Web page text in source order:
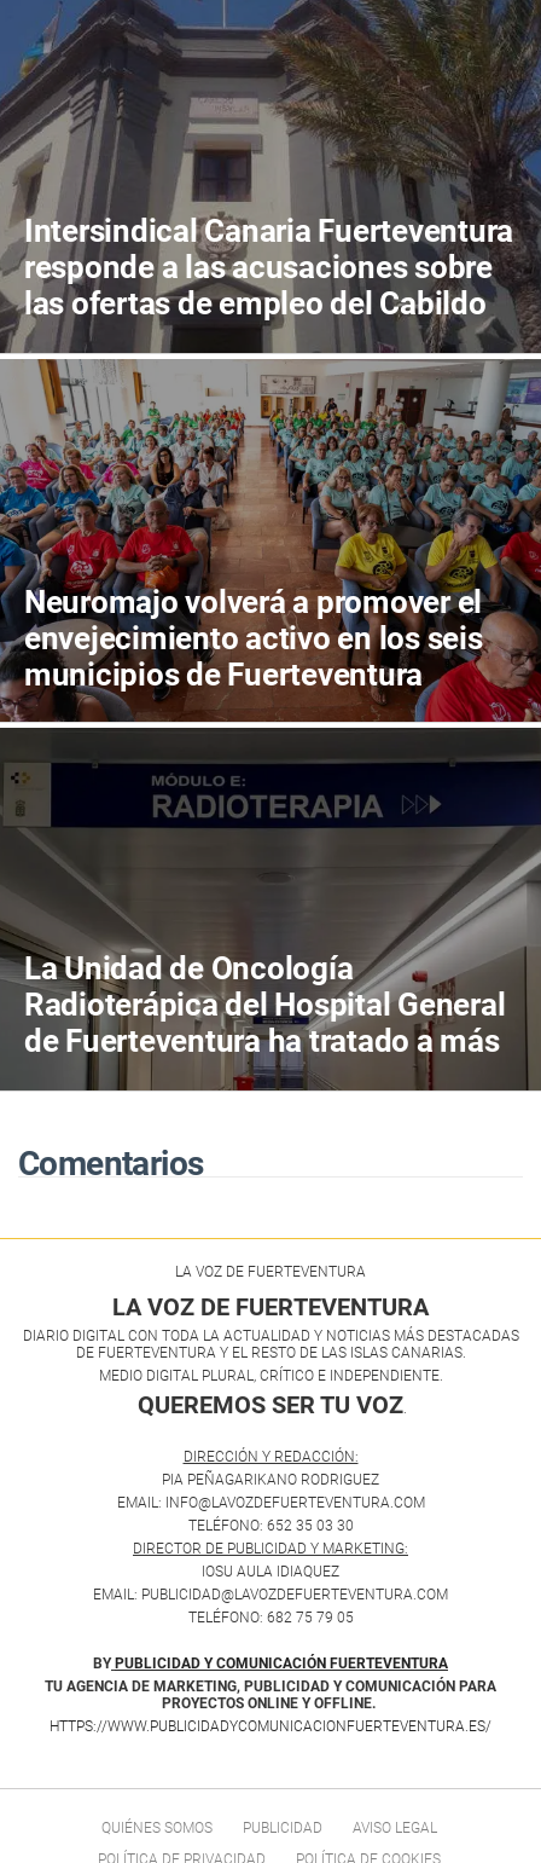
Intersindical Canaria Fuerteventura
responde a las acusaciones sobre
las ofertas de empleo del Cabildo
de Fuerteventura
Neuromajo volverá a promover el
envejecimiento activo en los seis
municipios de Fuerteventura
La Unidad de Oncología
Radioterápica del Hospital General
de Fuerteventura ha tratado a más
de 800 pacientes en sus primeros
Comentarios
LA VOZ DE FUERTEVENTURA
LA VOZ DE FUERTEVENTURA
DIARIO DIGITAL CON TODA LA ACTUALIDAD Y NOTICIAS MÁS DESTACADAS
DE FUERTEVENTURA Y EL RESTO DE LAS ISLAS CANARIAS.
MEDIO DIGITAL PLURAL, CRÍTICO E INDEPENDIENTE.
QUEREMOS SER TU VOZ.
DIRECCIÓN Y REDACCIÓN:
PIA PEÑAGARIKANO RODRIGUEZ
EMAIL: INFO@LAVOZDEFUERTEVENTURA.COM
TELÉFONO: 652 35 03 30
DIRECTOR DE PUBLICIDAD Y MARKETING:
IOSU AULA IDIAQUEZ
EMAIL: PUBLICIDAD@LAVOZDEFUERTEVENTURA.COM
TELÉFONO: 682 75 79 05
BY PUBLICIDAD Y COMUNICACIÓN FUERTEVENTURA
TU AGENCIA DE MARKETING, PUBLICIDAD Y COMUNICACIÓN PARA
PROYECTOS ONLINE Y OFFLINE.
HTTPS://WWW.PUBLICIDADYCOMUNICACIONFUERTEVENTURA.ES/
QUIÉNES SOMOS PUBLICIDAD
AVISO LEGAL